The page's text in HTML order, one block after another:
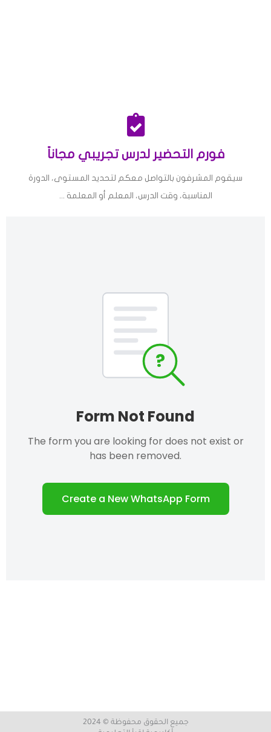
فورم التحضير لدرس تجريبي مجاناً
سيقوم المشرفون بالتواصل معكم لتحديد المستوى، الدورة
المناسبة، وقت الدرس، المعلم أو المعلمة ...
جميع الحقوق محفوظة © 2024